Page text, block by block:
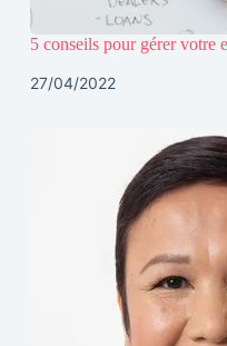
5 conseils pour gérer votre
27/04/2022